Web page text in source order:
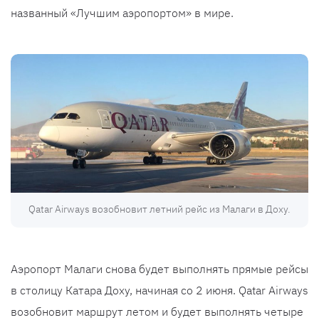
названный «Лучшим аэропортом» в мире.
Qatar Airways возобновит летний рейс из Малаги в Доху.
Аэропорт Малаги снова будет выполнять прямые рейсы
в столицу Катара Доху, начиная со 2 июня. Qatar Airways
возобновит маршрут летом и будет выполнять четыре